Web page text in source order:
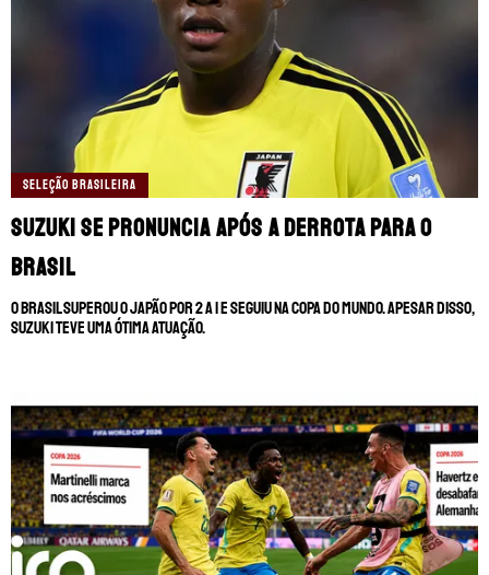
SELEÇÃO BRASILEIRA
Suzuki se pronuncia após a derrota para o
Brasil
O Brasil superou o Japão por 2 a 1 e seguiu na Copa do Mundo. Apesar disso,
Suzuki teve uma ótima atuação.